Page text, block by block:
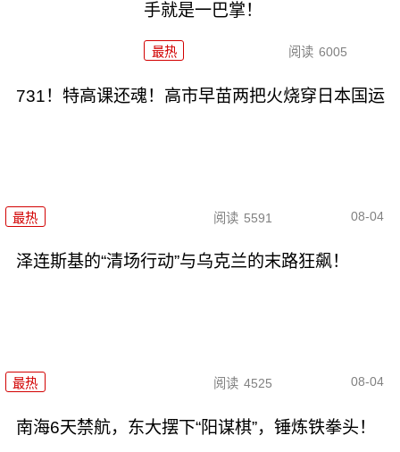
手就是一巴掌！
最热 阅读 6005
731！特高课还魂！高市早苗两把火烧穿日本国运
最热 阅读 5591 08-04
泽连斯基的“清场行动”与乌克兰的末路狂飙！
最热 阅读 4525 08-04
南海6天禁航，东大摆下“阳谋棋”，锤炼铁拳头！